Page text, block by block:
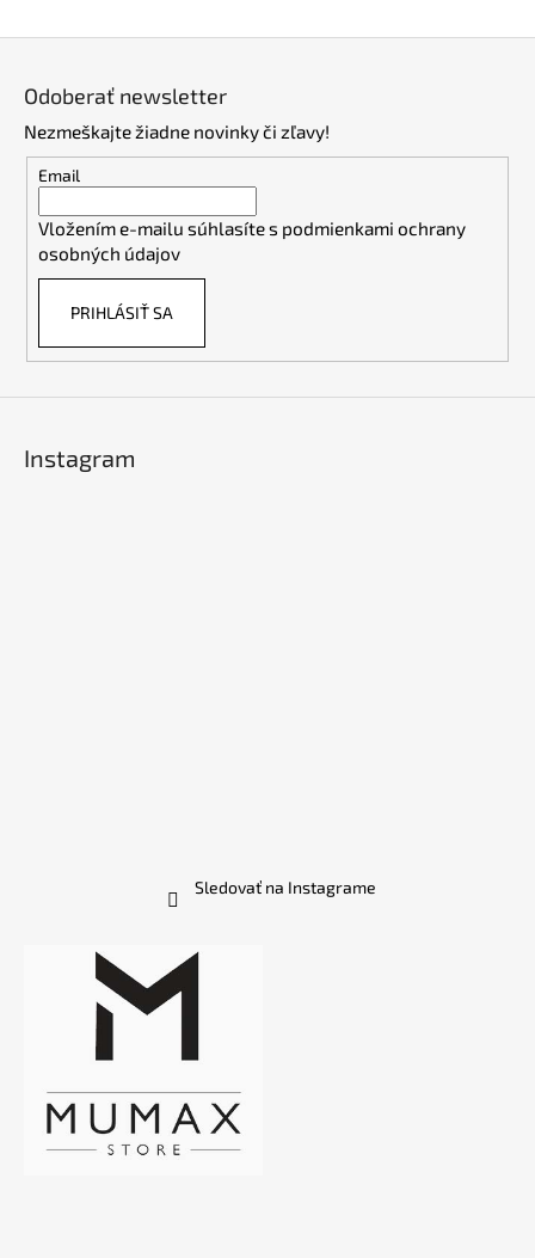
Odoberať newsletter
Nezmeškajte žiadne novinky či zľavy!
Email
Vložením e-mailu súhlasíte s podmienkami ochrany
osobných údajov
PRIHLÁSIŤ SA
Instagram
Sledovať na Instagrame